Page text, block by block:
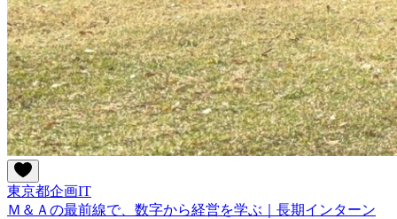
東京都企画IT
Ｍ＆Ａの最前線で、数字から経営を学ぶ｜長期インターン